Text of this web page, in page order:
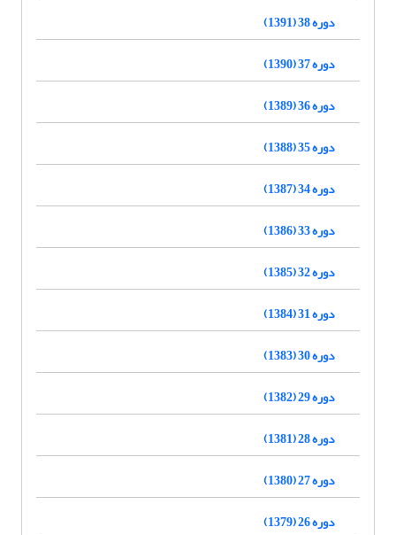
دوره 38 (1391)
دوره 37 (1390)
دوره 36 (1389)
دوره 35 (1388)
دوره 34 (1387)
دوره 33 (1386)
دوره 32 (1385)
دوره 31 (1384)
دوره 30 (1383)
دوره 29 (1382)
دوره 28 (1381)
دوره 27 (1380)
دوره 26 (1379)